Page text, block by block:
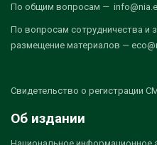
По общим вопросам —
По вопросам сотрудничества и
размещение материалов —
Свидетельство о регистрации
Об издании